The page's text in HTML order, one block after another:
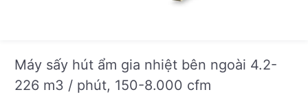
Máy sấy hút ẩm gia nhiệt bên ngoài 4.2-
226 m3 / phút, 150-8.000 cfm